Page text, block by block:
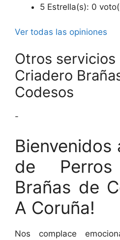
5 Estrella(s): 0
Ver todas las opiniones
Otros
Criadero
Codesos
-
Bienvenidos
de Perros
Brañas de
A Coruña!
Nos complace